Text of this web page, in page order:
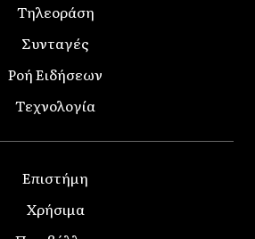
Τηλεοράση
Συνταγές
Ροή Ειδήσεων
Τεχνολογία
Επιστήμη
Χρήσιμα